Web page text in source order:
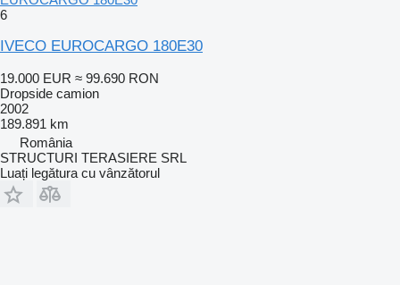
6
IVECO EUROCARGO 180E30
19.000 EUR ≈ 99.690 RON
Dropside camion
2002
189.891 km
România
STRUCTURI TERASIERE SRL
Luați legătura cu vânzătorul